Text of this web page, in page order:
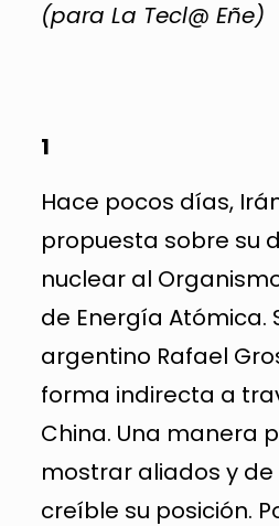
(para La Tecl@ Eñe)
1
Hace pocos días,
propuesta sobre su
nuclear al
de Energía Atómica.
argentino Rafael
forma indirecta a
China. Una manera
mostrar aliados y
creíble su posición.